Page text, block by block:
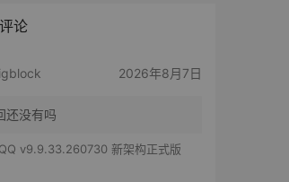
论
2026年8月7日
还没有吗
QQ v9.9.33.260730 新架构正式版